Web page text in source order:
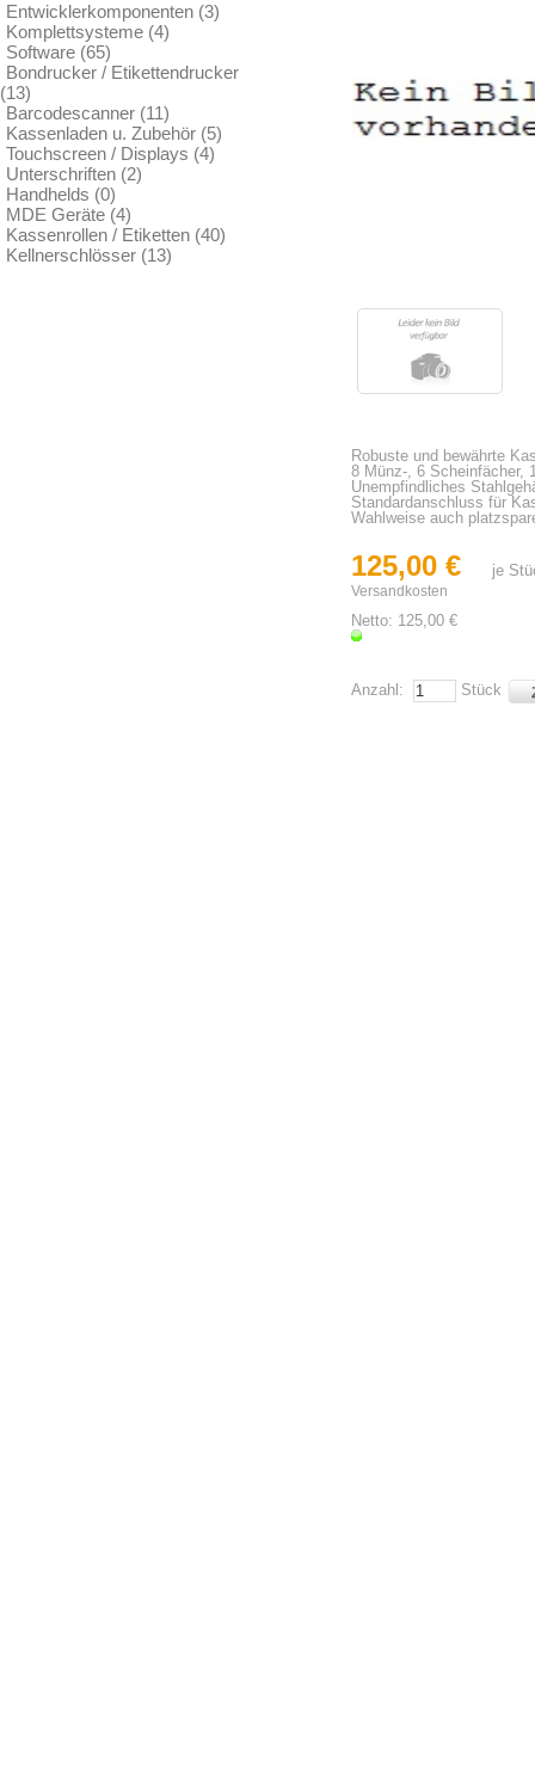
Entwicklerkomponenten (3)
Komplettsysteme (4)
Software (65)
Bondrucker / Etikettendrucker
(13)
Barcodescanner (11)
Kassenladen u. Zubehör (5)
Touchscreen / Displays (4)
Unterschriften (2)
Handhelds (0)
MDE Geräte (4)
Kassenrollen / Etiketten (40)
Kellnerschlösser (13)
Robuste und bewährte
8 Münz-, 6 Scheinfächer,
Unempfindliches
Standardanschluss für
Wahlweise auch
125,00 € je
Versandkosten
Netto: 125,00 €
Anzahl: Stück